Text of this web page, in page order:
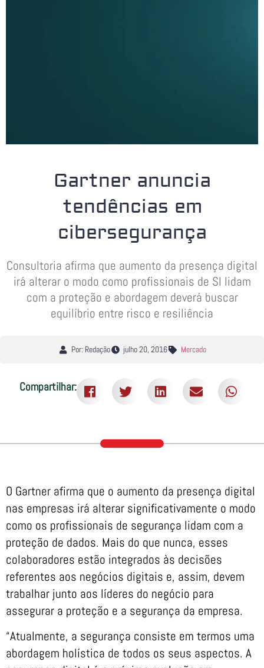
Gartner anuncia
tendências em
cibersegurança
Consultoria afirma que aumento da presença digital
irá alterar o modo como profissionais de SI lidam
com a proteção e abordagem deverá buscar
equilíbrio entre risco e resiliência
Por: Redação julho 20, 2016 Mercado
Compartilhar:
O Gartner afirma que o aumento da presença digital
nas empresas irá alterar significativamente o modo
como os profissionais de segurança lidam com a
proteção de dados. Mais do que nunca, esses
colaboradores estão integrados às decisões
referentes aos negócios digitais e, assim, devem
trabalhar junto aos líderes do negócio para
assegurar a proteção e a segurança da empresa.
“Atualmente, a segurança consiste em termos uma
abordagem holística de todos os seus aspectos. A